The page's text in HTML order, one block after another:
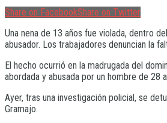
Share on FacebookShare on Twitter
Una nena de 13 años fue violada, dentro
abusador. Los trabajadores denuncian la
El hecho ocurrió en la madrugada del
abordada y abusada por un hombre de 28
Ayer, tras una investigación policial, se
Gramajo.